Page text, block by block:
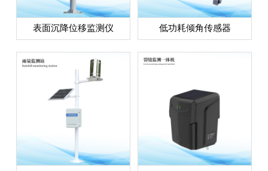
表面沉降位移监测仪 低功耗倾角传感器